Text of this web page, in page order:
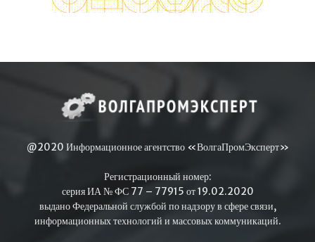
@2020 Информационное агентство «ВолгаПромЭксперт»
Регистрационный номер:
серия ИА № ФС 77 – 77915 от 19.02.2020
выдано Федеральной службой по надзору в сфере связи,
информационных технологий и массовых коммуникаций.